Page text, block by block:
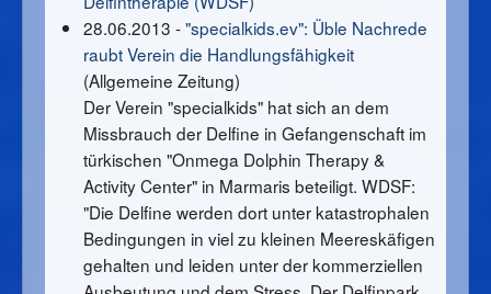
28.06.2013 -"specialkids.ev": Üble Nachrede
raubt Verein die Handlungsfähigkeit
(Allgemeine Zeitung)
Der Verein "specialkids" hat sich an dem
Missbrauch der Delfine in Gefangenschaft im
türkischen "Onmega Dolphin Therapy &
Activity Center" in Marmaris beteiligt. WDSF:
"Die Delfine werden dort unter katastrophalen
Bedingungen in viel zu kleinen Meereskäfigen
gehalten und leiden unter der kommerziellen